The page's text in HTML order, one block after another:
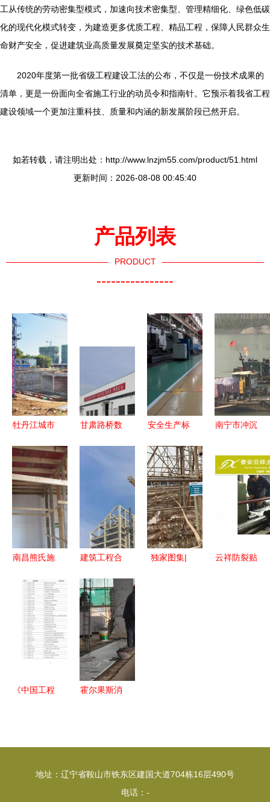
工从传统的劳动密集型模式，加速向技术密集型、管理精细化、绿色低碳
化的现代化模式转变，为建造更多优质工程、精品工程，保障人民群众生
命财产安全，促进建筑业高质量发展奠定坚实的技术基础。
2020年度第一批省级工程建设工法的公布，不仅是一份技术成果的
清单，更是一份面向全省施工行业的动员令和指南针。它预示着我省工程
建设领域一个更加注重科技、质量和内涵的新发展阶段已然开启。
如若转载，请注明出处：http://www.lnzjm55.com/product/51.html
更新时间：2026-08-08 00:45:40
产品列表
PRODUCT
----------------
牡丹江城市
设凝成“路
桥精神”
甘肃路桥数
间荣膺数字
车间殊荣
安全生产标
进，助推老
厂换新颜
——建设工
程施工中的
安全革新实
践
南宁市冲沉
下安装施工
工期分析
南昌熊氏施
打造品质建
设工程的卓
越之选
建筑工程合
出现的这些
问题，建筑
人请注意！
独家图集|
云祥防裂贴
《中国工程
霍尔果斯消
进
地址：辽宁省鞍山市铁东区建国大道704栋16层490号
电话：-